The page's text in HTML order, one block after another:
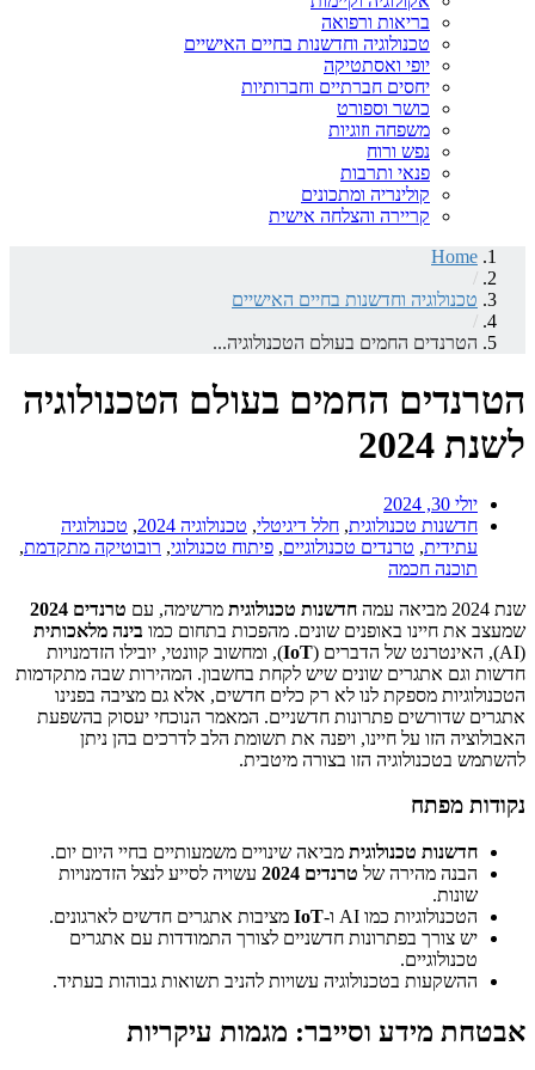
בריאות ורפואה
טכנולוגיה וחדשנות בחיים האישיים
יופי ואסתטיקה
יחסים חברתיים וחברותיות
כושר וספורט
משפחה וזוגיות
נפש ורוח
פנאי ותרבות
קולינריה ומתכונים
קריירה והצלחה אישית
Home
/
טכנולוגיה וחדשנות בחיים האישיים
/
הטרנדים החמים בעולם הטכנולוגיה...
הטרנדים החמים בעולם הטכנולוגיה
לשנת 2024
יולי 30, 2024
חדשנות טכנולוגית, חלל דיגיטלי, טכנולוגיה 2024 , טכנולוגיה
עתידית, טרנדים טכנולוגיים, פיתוח טכנולוגי, רובוטיקה מתקדמת,
תוכנה חכמה
שנת 2024 מביאה עמה
חדשנות טכנולוגית מרשימה, עם טרנדים 2024
שמעצב את חיינו באופנים שונים. מהפכות בתחום כמו בינה מלאכותית
(AI), האינטרנט של הדברים (
IoT), ומחשוב קוונטי, יובילו הזדמנויות
חדשות וגם אתגרים שונים שיש לקחת בחשבון. המהירות שבה מתקדמות
הטכנולוגיות מספקת לנו לא רק כלים חדשים, אלא גם מציבה בפנינו
אתגרים שדורשים פתרונות חדשניים. המאמר הנוכחי יעסוק בהשפעת
האבולוציה הזו על חיינו, ויפנה את תשומת הלב לדרכים בהן ניתן
להשתמש בטכנולוגיה הזו בצורה מיטבית.
נקודות מפתח
חדשנות טכנולוגית מביאה שינויים משמעותיים בחיי היום יום.
הבנה מהירה של טרנדים 2024
עשויה לסייע לנצל הזדמנויות
שונות.
הטכנולוגיות כמו AI ו-
IoT מציבות אתגרים חדשים לארגונים.
יש צורך בפתרונות חדשניים לצורך התמודדות עם אתגרים
טכנולוגיים.
ההשקעות בטכנולוגיה עשויות להניב תשואות גבוהות בעתיד.
אבטחת מידע וסייבר: מגמות עיקריות